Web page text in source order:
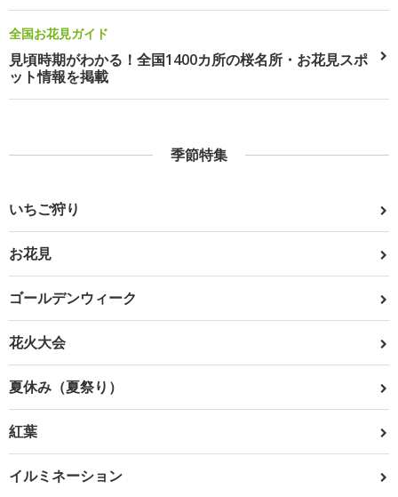
全国お花見ガイド
見頃時期がわかる！全国1400カ所の桜名所・お花見スポ
ット情報を掲載
季節特集
いちご狩り
お花見
ゴールデンウィーク
花火大会
夏休み（夏祭り）
紅葉
イルミネーション